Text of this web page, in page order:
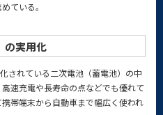
ている。
の実用化
されている二次電池（蓄電池）の中
速充電や長寿命の点などでも優れて
帯端末から自動車まで幅広く使われ